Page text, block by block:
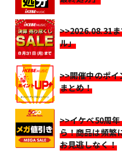
>>2026.08.31
ル」
>>開催中のポイ
まとめ！
>>イケベ50周
ら！商品は頻繁
お見逃しなく！